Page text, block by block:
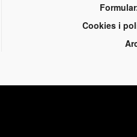
Cookies i